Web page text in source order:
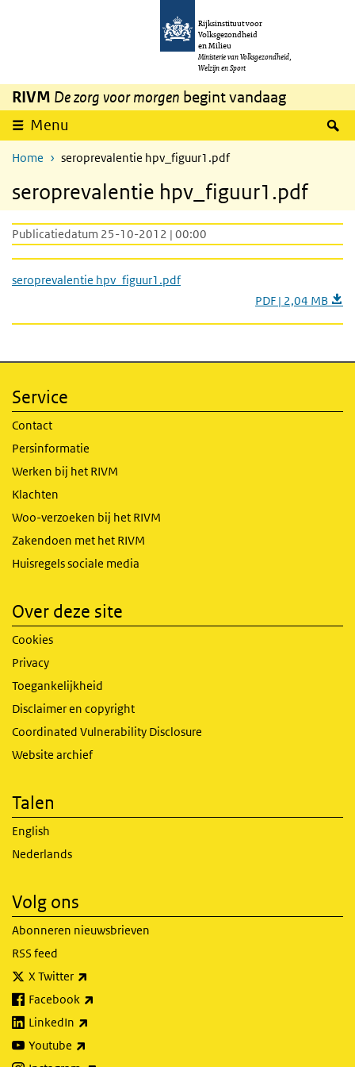
Overslaan en naar de inhoud gaan
Rijksinstituut voor
Volksgezondheid
en Milieu
Ministerie van Volksgezondheid,
Welzijn en Sport
RIVM De zorg voor morgen begint vandaag
Menu
Home seroprevalentie hpv_figuur1.pdf
seroprevalentie hpv_figuur1.pdf
Publicatiedatum 25-10-2012 | 00:00
seroprevalentie hpv_figuur1.pdf
PDF | 2,04 MB
Service
Contact
Persinformatie
Werken bij het RIVM
Klachten
Woo-verzoeken bij het RIVM
Zakendoen met het RIVM
Huisregels sociale media
Over deze site
Cookies
Privacy
Toegankelijkheid
Disclaimer en copyright
Coordinated Vulnerability Disclosure
Website archief
Talen
English
Nederlands
Volg ons
Abonneren nieuwsbrieven
RSS feed
X Twitter
Facebook
LinkedIn
Youtube